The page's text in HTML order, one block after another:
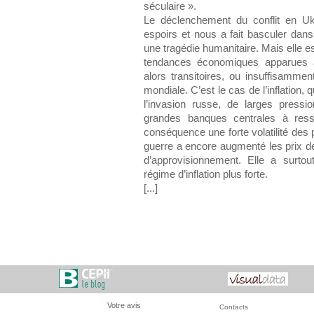
séculaire ».
Le déclenchement du conflit en
espoirs et nous a fait basculer
une tragédie humanitaire. Mais elle
tendances économiques
alors transitoires, ou
mondiale. C’est le cas de
l’invasion russe, de larges
grandes banques centrales à
conséquence une forte volatilité des
guerre a encore augmenté les prix
d’approvisionnement. Elle a
régime d’inflation plus forte.
[...]
Votre avis Contacts